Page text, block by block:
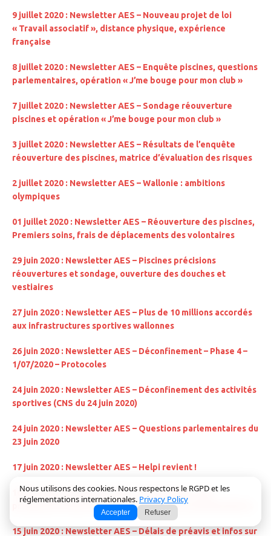
9 juillet 2020 : Newsletter AES – Nouveau projet de loi
« Travail associatif », distance physique, expérience
française
8 juillet 2020 : Newsletter AES – Enquête piscines, questions
parlementaires, opération « J’me bouge pour mon club »
7 juillet 2020 : Newsletter AES – Sondage réouverture
piscines et opération « J’me bouge pour mon club »
3 juillet 2020 : Newsletter AES – Résultats de l’enquête
réouverture des piscines, matrice d’évaluation des risques
2 juillet 2020 : Newsletter AES – Wallonie : ambitions
olympiques
01 juillet 2020 : Newsletter AES – Réouverture des piscines,
Premiers soins, frais de déplacements des volontaires
29 juin 2020 : Newsletter AES – Piscines précisions
réouvertures et sondage, ouverture des douches et
vestiaires
27 juin 2020 : Newsletter AES – Plus de 10 millions accordés
aux infrastructures sportives wallonnes
26 juin 2020 : Newsletter AES – Déconfinement – Phase 4 –
1/07/2020 – Protocoles
24 juin 2020 : Newsletter AES – Déconfinement des activités
sportives (CNS du 24 juin 2020)
24 juin 2020 : Newsletter AES – Questions parlementaires du
23 juin 2020
17 juin 2020 : Newsletter AES – Helpi revient !
16 juin 2020 : Newsletter AES – Plan Piscines : des
promesses fermes sont signées, questions parlementaires
15 juin 2020 : Newsletter AES – Délais de préavis et infos sur
Nous utilisons des cookies. Nous respectons le RGPD et les
réglementations internationales. Privacy Policy
Accepter Refuser